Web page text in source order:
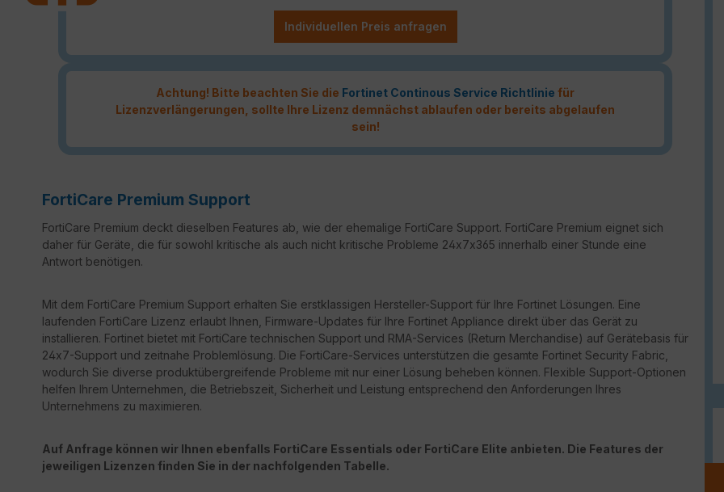
Individuellen Preis anfragen
Achtung! Bitte beachten Sie die Fortinet Continous Service Richtlinie für
Lizenzverlängerungen, sollte Ihre Lizenz demnächst ablaufen oder bereits abgelaufen
sein!
FortiCare Premium Support
FortiCare Premium deckt dieselben Features ab, wie der ehemalige FortiCare Support. FortiCare Premium eignet sich
daher für Geräte, die für sowohl kritische als auch nicht kritische Probleme 24x7x365 innerhalb einer Stunde eine
Antwort benötigen.
Mit dem FortiCare Premium Support erhalten Sie erstklassigen Hersteller-Support für Ihre Fortinet Lösungen. Eine
laufenden FortiCare Lizenz erlaubt Ihnen, Firmware-Updates für Ihre Fortinet Appliance direkt über das Gerät zu
installieren. Fortinet bietet mit FortiCare technischen Support und RMA-Services (Return Merchandise) auf Gerätebasis für
24x7-Support und zeitnahe Problemlösung. Die FortiCare-Services unterstützen die gesamte Fortinet Security Fabric,
wodurch Sie diverse produktübergreifende Probleme mit nur einer Lösung beheben können. Flexible Support-Optionen
helfen Ihrem Unternehmen, die Betriebszeit, Sicherheit und Leistung entsprechend den Anforderungen Ihres
Unternehmens zu maximieren.
Auf Anfrage können wir Ihnen ebenfalls FortiCare Essentials oder FortiCare Elite anbieten. Die Features der
jeweiligen Lizenzen finden Sie in der nachfolgenden Tabelle.